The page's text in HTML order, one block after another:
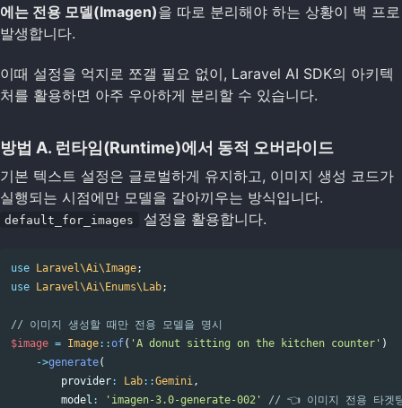
에는 전용 모델(Imagen)을 따로 분리해야 하는 상황이 백 프로
발생합니다.
이때 설정을 억지로 쪼갤 필요 없이, Laravel AI SDK의 아키텍
처를 활용하면 아주 우아하게 분리할 수 있습니다.
방법 A. 런타임(Runtime)에서 동적 오버라이드
기본 텍스트 설정은 글로벌하게 유지하고, 이미지 생성 코드가
실행되는 시점에만 모델을 갈아끼우는 방식입니다.
default_for_images 설정을 활용합니다.
use Laravel\Ai\Image;
use Laravel\Ai\Enums\Lab;
// 이미지 생성할 때만 전용 모델을 명시
$image = Image::of( 'A donut sitting on the kitchen counter' )
->generate(
provider: Lab::Gemini ,
model : 'imagen-3.0-generate-002'
// 👈 이미지 전용 타겟